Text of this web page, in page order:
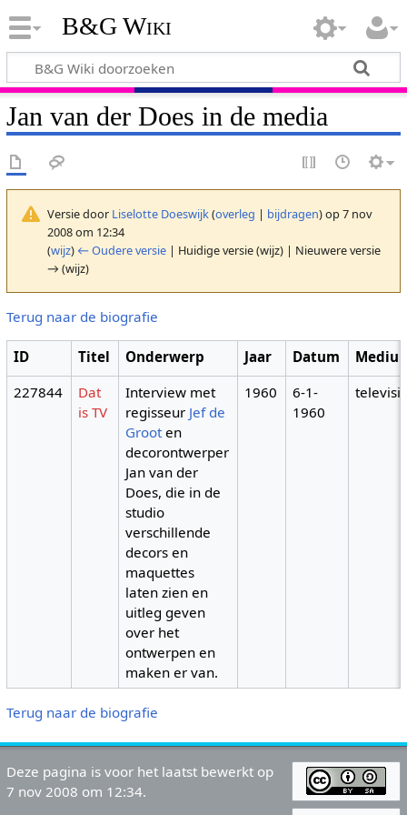
B&G Wiki
Jan van der Does in de media
Versie door Liselotte Doeswijk(overleg | bijdragen)op 7 nov
2008 om 12:34
(wijz) ← Oudere versie| Huidige versie (wijz) | Nieuwere versie
→ (wijz)
Terug naar de biografie
ID Titel Onderwerp Jaar Datum
227844
Dat
is TV
Interview met
regisseur Jef de
Grooten
decorontwerper
Jan van der
Does, die in de
studio
verschillende
decors en
maquettes
laten zien en
uitleg geven
over het
ontwerpen en
maken er van.
1960
6-1-
1960
Terug naar de biografie
Deze pagina is voor het laatst bewerkt op
7 nov 2008 om 12:34.